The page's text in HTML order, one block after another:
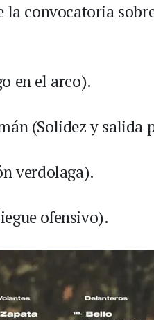
la convocatoria
en el arco).
(Solidez y salida
verdolaga).
ofensivo).